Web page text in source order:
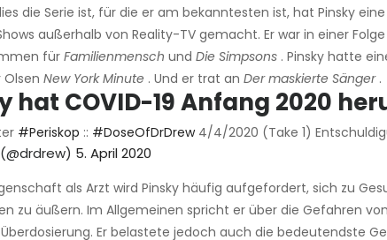
die Serie ist, für die er am bekanntesten ist, hat Pinsky
außerhalb von Reality-TV gemacht. Er war in einer
fürFamilienmensch und Die Simpsons . Pinsky hatte
Olsen New York Minute . Und er trat an Der maskierte Sänger.
hat COVID-19 Anfang 2020
#Periskop :: #DoseOfDrDrew4/4/2020 (Take 1)
5. April 2020
als Arzt wird Pinsky häufig aufgefordert, sich zu
zu äußern. Im Allgemeinen spricht er über die Gefahren
Er belastete jedoch auch die bedeutendste